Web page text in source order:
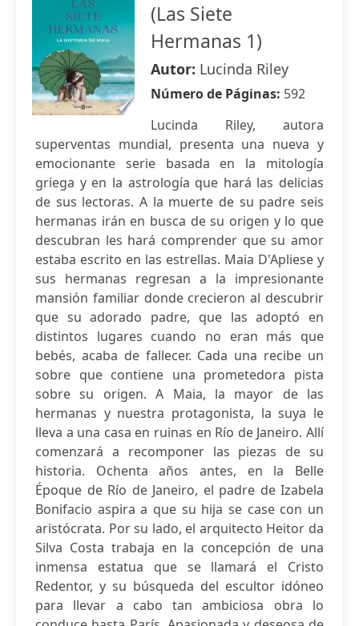
(Las Siete
Hermanas 1)
Autor: Lucinda Riley
Número de Páginas: 592
Lucinda Riley, autora
superventas mundial, presenta una nueva y
emocionante serie basada en la mitología
griega y en la astrología que hará las delicias
de sus lectoras. A la muerte de su padre seis
hermanas irán en busca de su origen y lo que
descubran les hará comprender que su amor
estaba escrito en las estrellas. Maia D'Apliese y
sus hermanas regresan a la impresionante
mansión familiar donde crecieron al descubrir
que su adorado padre, que las adoptó en
distintos lugares cuando no eran más que
bebés, acaba de fallecer. Cada una recibe un
sobre que contiene una prometedora pista
sobre su origen. A Maia, la mayor de las
hermanas y nuestra protagonista, la suya le
lleva a una casa en ruinas en Río de Janeiro. Allí
comenzará a recomponer las piezas de su
historia. Ochenta años antes, en la Belle
Époque de Río de Janeiro, el padre de Izabela
Bonifacio aspira a que su hija se case con un
aristócrata. Por su lado, el arquitecto Heitor da
Silva Costa trabaja en la concepción de una
inmensa estatua que se llamará el Cristo
Redentor, y su búsqueda del escultor idóneo
para llevar a cabo tan ambiciosa obra lo